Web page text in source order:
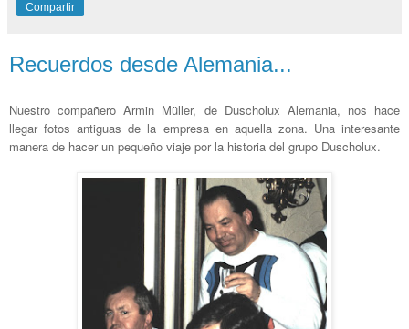
Compartir
Recuerdos desde Alemania...
Nuestro compañero Armin Müller, de Duscholux Alemania, nos hace
llegar fotos antiguas de la empresa en aquella zona. Una interesante
manera de hacer un pequeño viaje por la historia del grupo Duscholux.